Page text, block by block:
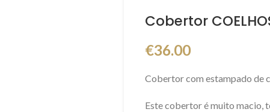
Cobertor
€36.00
Cobertor com estampado de
Este cobertor é muito macio,